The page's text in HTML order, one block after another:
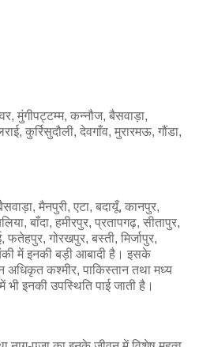
मुंगीपट्टम्म, कन्नौज, बैसवाड़ा,
कुर्रिसुदौली, देवगाँव, मुरारमऊ, गौंडा,
मैनपुरी, एटा, बदायूँ, कानपुर,
बाँदा, हमीरपुर, प्रतापगढ़, सीतापुर,
गोरखपुर, बस्ती, मिर्जापुर,
में इनकी बड़ी आबादी है। इसके
अधिकृत कश्मीर, पाकिस्तान तथा मध्य
इनकी उपस्थिति पाई जाती है।